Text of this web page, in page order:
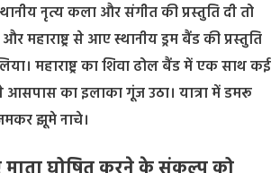
नृत्य कला और संगीत की प्रस्तुति दी तो
महाराष्ट्र से आए स्थानीय ड्रम बैंड की प्रस्तुति
महाराष्ट्र का शिवा ढोल बैंड में एक साथ कई
आसपास का इलाका गूंज उठा। यात्रा में डमरू
झूमे नाचे।